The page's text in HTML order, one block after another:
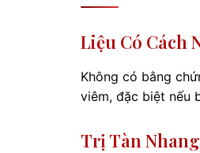
Liệu Có Cách
Không có bằng
viêm, đặc biệt nếu
Trị Tàn